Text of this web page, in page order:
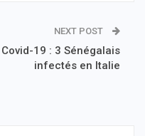
NEXT POST
Covid-19 : 3 Sénégalais
infectés en Italie